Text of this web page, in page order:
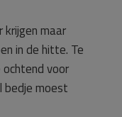
krijgen maar
in de hitte. Te
voor
bedje moest